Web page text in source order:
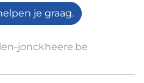
je graag.
jonckheere.be